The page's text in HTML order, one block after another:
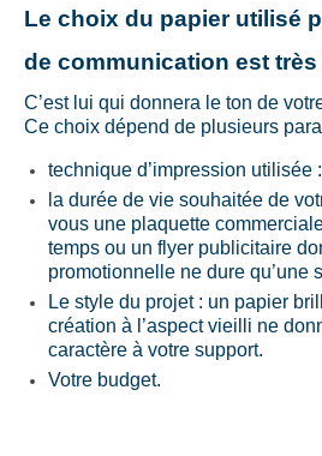
Le choix du papier utilisé
de communication est
C’est lui qui donnera le ton de
Ce choix dépend de plusieurs
technique d’impression utilisée
la durée de vie souhaitée de
vous une plaquette
temps ou un flyer publicitaire
promotionnelle ne dure qu’une
Le style du projet : un papier
création à l’aspect vieilli ne
caractère à votre support.
Votre budget.